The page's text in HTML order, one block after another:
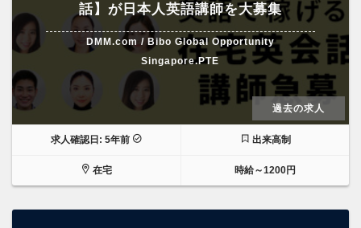
話】が日本人英語講師を大募集
DMM.com / Bibo Global Opportunity
Singapore.PTE
過去の求人
求人確認日: 5年前 出来高制
在宅 時給～1200円